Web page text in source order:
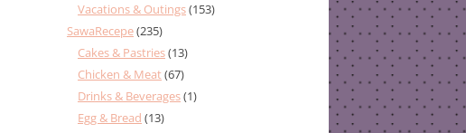
Vacations & Outings(153)
SawaRecepe(235)
Cakes & Pastries(13)
Chicken & Meat(67)
Drinks & Beverages(1)
Egg & Bread (13)